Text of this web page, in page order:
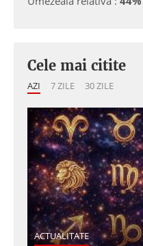
Cele mai citite
AZI 7 ZILE 30 ZILE
ACTUALITATE